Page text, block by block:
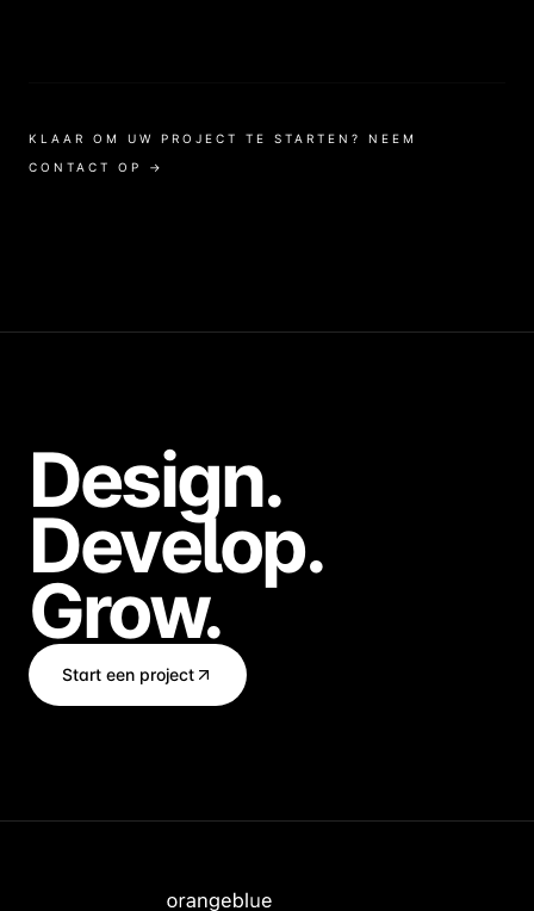
KLAAR OM UW PROJECT TE STARTEN? NEEM
CONTACT OP →
Design.
Develop.
Grow.
Start een project